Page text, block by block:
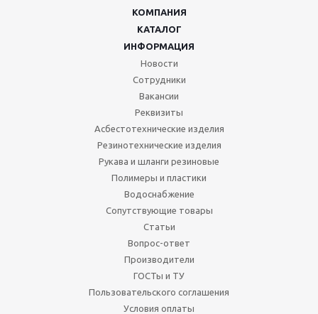
КОМПАНИЯ
КАТАЛОГ
ИНФОРМАЦИЯ
Новости
Сотрудники
Вакансии
Реквизиты
Асбестотехнические изделия
Резинотехнические изделия
Рукава и шланги резиновые
Полимеры и пластики
Водоснабжение
Сопутствующие товары
Статьи
Вопрос-ответ
Производители
ГОСТы и ТУ
Пользовательского соглашения
Условия оплаты